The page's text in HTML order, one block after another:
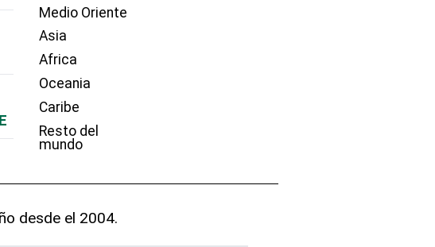
Medio Oriente
Asia
Africa
Oceania
Caribe
Resto del
mundo
desde el 2004.